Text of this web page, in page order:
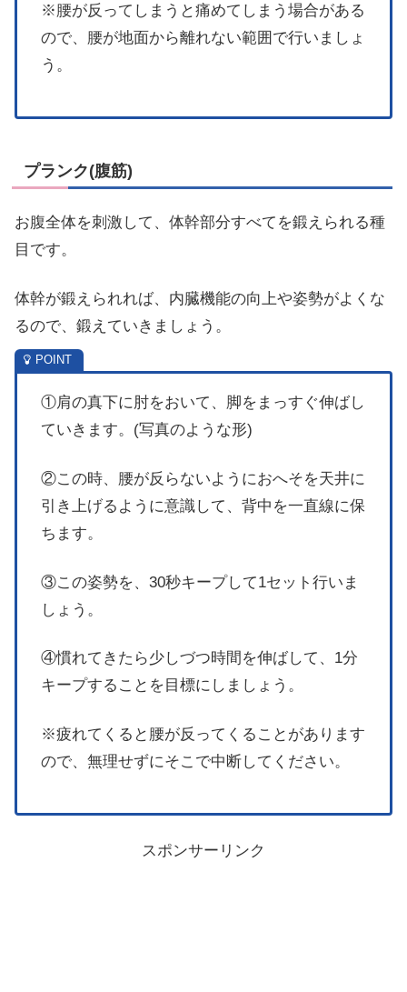
※腰が反ってしまうと痛めてしまう場合がある
ので、腰が地面から離れない範囲で行いましょ
う。
プランク(腹筋)
お腹全体を刺激して、体幹部分すべてを鍛えられる種
目です。
体幹が鍛えられれば、内臓機能の向上や姿勢がよくな
るので、鍛えていきましょう。
①肩の真下に肘をおいて、脚をまっすぐ伸ばし
ていきます。(写真のような形)
②この時、腰が反らないようにおへそを天井に
引き上げるように意識して、背中を一直線に保
ちます。
③この姿勢を、30秒キープして1セット行いま
しょう。
④慣れてきたら少しづつ時間を伸ばして、1分
キープすることを目標にしましょう。
※疲れてくると腰が反ってくることがあります
ので、無理せずにそこで中断してください。
スポンサーリンク